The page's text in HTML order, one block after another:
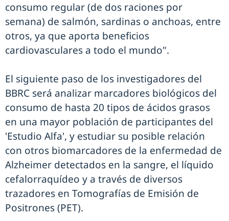
consumo regular (de dos raciones por
semana) de salmón, sardinas o anchoas, entre
otros, ya que aporta beneficios
cardiovasculares a todo el mundo".
El siguiente paso de los investigadores del
BBRC será analizar marcadores biológicos del
consumo de hasta 20 tipos de ácidos grasos
en una mayor población de participantes del
'Estudio Alfa', y estudiar su posible relación
con otros biomarcadores de la enfermedad de
Alzheimer detectados en la sangre, el líquido
cefalorraquídeo y a través de diversos
trazadores en Tomografías de Emisión de
Positrones (PET).